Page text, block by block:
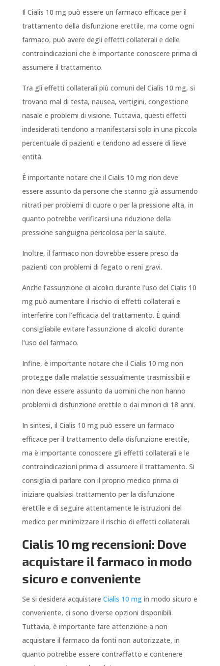
Il Cialis 10 mg può essere un farmaco efficace per il
trattamento della disfunzione erettile, ma come ogni
farmaco, può avere degli effetti collaterali e delle
controindicazioni che è importante conoscere prima di
assumere il trattamento.
Tra gli effetti collaterali più comuni del Cialis 10 mg, si
trovano mal di testa, nausea, vertigini, congestione
nasale e problemi di visione. Tuttavia, questi effetti
indesiderati tendono a manifestarsi solo in una piccola
percentuale di pazienti e tendono ad essere di lieve
entità.
È importante notare che il Cialis 10 mg non deve
essere assunto da persone che stanno già assumendo
nitrati per problemi di cuore o per la pressione alta, in
quanto potrebbe verificarsi una riduzione della
pressione sanguigna pericolosa per la salute.
Inoltre, il farmaco non dovrebbe essere preso da
pazienti con problemi di fegato o reni gravi.
Anche l’assunzione di alcolici durante l’uso del Cialis 10
mg può aumentare il rischio di effetti collaterali e
interferire con l’efficacia del trattamento. È quindi
consigliabile evitare l’assunzione di alcolici durante
l’uso del farmaco.
Infine, è importante notare che il Cialis 10 mg non
protegge dalle malattie sessualmente trasmissibili e
non deve essere assunto da uomini che non hanno
problemi di disfunzione erettile o dai minori di 18 anni.
In sintesi, il Cialis 10 mg può essere un farmaco
efficace per il trattamento della disfunzione erettile,
ma è importante conoscere gli effetti collaterali e le
controindicazioni prima di assumere il trattamento. Si
consiglia di parlare con il proprio medico prima di
iniziare qualsiasi trattamento per la disfunzione
erettile e di seguire attentamente le istruzioni del
medico per minimizzare il rischio di effetti collaterali.
Cialis 10 mg recensioni: Dove
acquistare il farmaco in modo
sicuro e conveniente
Se si desidera acquistare Cialis 10 mgin modo sicuro e
conveniente, ci sono diverse opzioni disponibili.
Tuttavia, è importante fare attenzione a non
acquistare il farmaco da fonti non autorizzate, in
quanto potrebbe essere contraffatto e contenere